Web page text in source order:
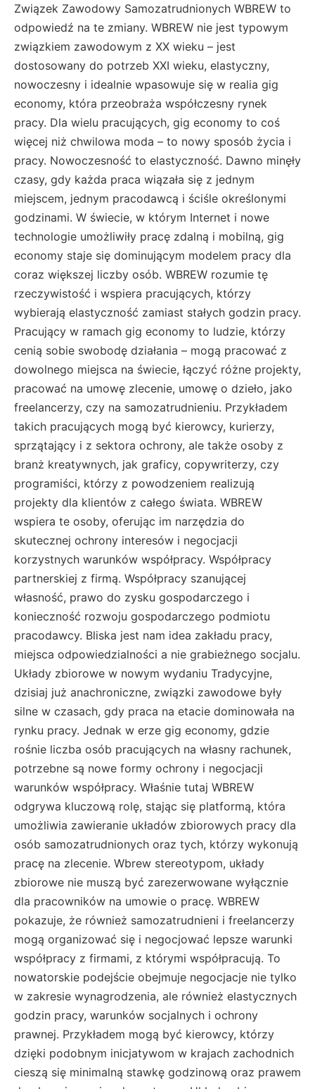
Związek Zawodowy Samozatrudnionych WBREW to
odpowiedź na te zmiany. WBREW nie jest typowym
związkiem zawodowym z XX wieku – jest
dostosowany do potrzeb XXI wieku, elastyczny,
nowoczesny i idealnie wpasowuje się w realia gig
economy, która przeobraża współczesny rynek
pracy. Dla wielu pracujących, gig economy to coś
więcej niż chwilowa moda – to nowy sposób życia i
pracy. Nowoczesność to elastyczność. Dawno minęły
czasy, gdy każda praca wiązała się z jednym
miejscem, jednym pracodawcą i ściśle określonymi
godzinami. W świecie, w którym Internet i nowe
technologie umożliwiły pracę zdalną i mobilną, gig
economy staje się dominującym modelem pracy dla
coraz większej liczby osób. WBREW rozumie tę
rzeczywistość i wspiera pracujących, którzy
wybierają elastyczność zamiast stałych godzin pracy.
Pracujący w ramach gig economy to ludzie, którzy
cenią sobie swobodę działania – mogą pracować z
dowolnego miejsca na świecie, łączyć różne projekty,
pracować na umowę zlecenie, umowę o dzieło, jako
freelancerzy, czy na samozatrudnieniu. Przykładem
takich pracujących mogą być kierowcy, kurierzy,
sprzątający i z sektora ochrony, ale także osoby z
branż kreatywnych, jak graficy, copywriterzy, czy
programiści, którzy z powodzeniem realizują
projekty dla klientów z całego świata. WBREW
wspiera te osoby, oferując im narzędzia do
skutecznej ochrony interesów i negocjacji
korzystnych warunków współpracy. Współpracy
partnerskiej z firmą. Współpracy szanującej
własność, prawo do zysku gospodarczego i
konieczność rozwoju gospodarczego podmiotu
pracodawcy. Bliska jest nam idea zakładu pracy,
miejsca odpowiedzialności a nie grabieżnego socjalu.
Układy zbiorowe w nowym wydaniu Tradycyjne,
dzisiaj już anachroniczne, związki zawodowe były
silne w czasach, gdy praca na etacie dominowała na
rynku pracy. Jednak w erze gig economy, gdzie
rośnie liczba osób pracujących na własny rachunek,
potrzebne są nowe formy ochrony i negocjacji
warunków współpracy. Właśnie tutaj WBREW
odgrywa kluczową rolę, stając się platformą, która
umożliwia zawieranie układów zbiorowych pracy dla
osób samozatrudnionych oraz tych, którzy wykonują
pracę na zlecenie. Wbrew stereotypom, układy
zbiorowe nie muszą być zarezerwowane wyłącznie
dla pracowników na umowie o pracę. WBREW
pokazuje, że również samozatrudnieni i freelancerzy
mogą organizować się i negocjować lepsze warunki
współpracy z firmami, z którymi współpracują. To
nowatorskie podejście obejmuje negocjacje nie tylko
w zakresie wynagrodzenia, ale również elastycznych
godzin pracy, warunków socjalnych i ochrony
prawnej. Przykładem mogą być kierowcy, którzy
dzięki podobnym inicjatywom w krajach zachodnich
cieszą się minimalną stawkę godzinową oraz prawem